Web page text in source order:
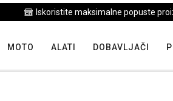
Iskoristite maksimalne popuste
MOTO ALATI DOBAVLJAČI